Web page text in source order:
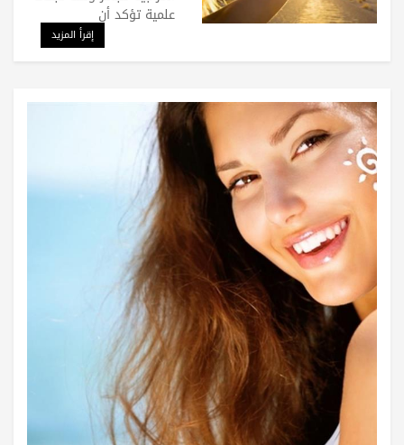
علمية تؤكد أن
إقرأ المزيد